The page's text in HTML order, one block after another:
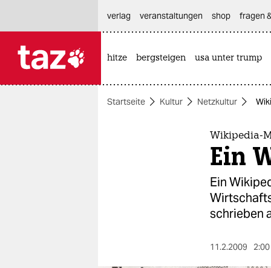
themen
verlag
veranstaltungen shop fragen
hitze bergsteigen usa unter trump
Startseite Kultur Netzkultur
Wikipedia-
Ein
Ein
schrieben
11.2.2009